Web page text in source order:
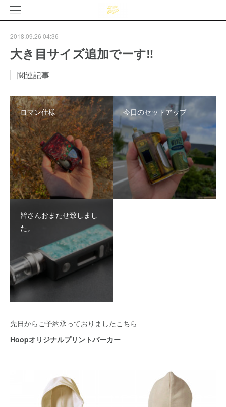
2018.09.26 04:36
大き目サイズ追加でーす‼
関連記事
ロマン仕様 今日のセットアップ
皆さんおまたせ致しまし
た。
先日からご予約承っておりましたこちら
Hoopオリジナルプリントパーカー